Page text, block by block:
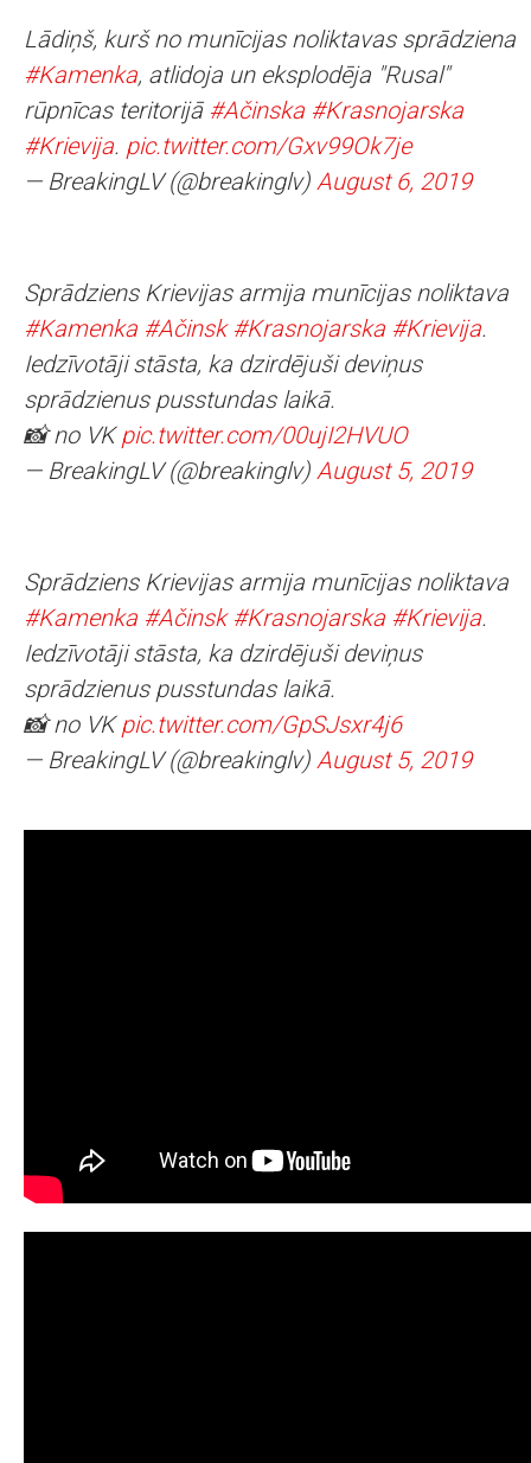
Lādiņš, kurš no munīcijas noliktavas sprādziena
#Kamenka, atlidoja un eksplodēja "Rusal"
rūpnīcas teritorijā #Ačinska #Krasnojarska
#Krievija. pic.twitter.com/Gxv99Ok7je
— BreakingLV (@breakinglv) August 6, 2019
Sprādziens Krievijas armija munīcijas noliktava
#Kamenka #Ačinsk #Krasnojarska #Krievija.
Iedzīvotāji stāsta, ka dzirdējuši deviņus
sprādzienus pusstundas laikā.
📸 no VKpic.twitter.com/00ujI2HVUO
— BreakingLV (@breakinglv) August 5, 2019
Sprādziens Krievijas armija munīcijas noliktava
#Kamenka #Ačinsk #Krasnojarska #Krievija.
Iedzīvotāji stāsta, ka dzirdējuši deviņus
sprādzienus pusstundas laikā.
📸 no VKpic.twitter.com/GpSJsxr4j6
— BreakingLV (@breakinglv) August 5, 2019